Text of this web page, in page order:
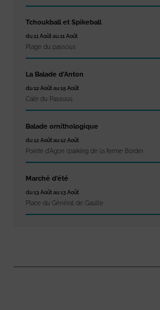
Tchoukball et Spikeball
du 11 Août au 11 Août
Plage du passous
La Balade d’Anton
du 12 Août au 15 Août
Cale du Passous
Balade ornithologique
du 12 Août au 12 Août
Pointe d'Agon (parking de la ferme Borde)
Marché d’été
du 13 Août au 13 Août
Place du Général de Gaulle